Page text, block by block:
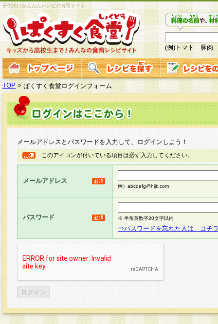
子供向けかんたんレシピの食育サイト
(例)トマト 豚肉
TOP > ぱくすく食堂ログインフォーム
メールアドレスとパスワードを入力して、ログインしよう！
このアイコンが付いている項目は必ず入力してください。
メールアドレス
例）abcdefg@hijk.com
パスワード ※ 半角英数字20文字以内
⇒パスワードを忘れた人は、コチ